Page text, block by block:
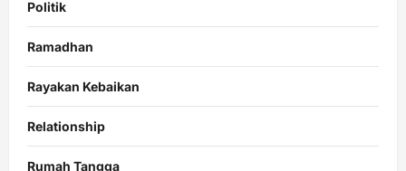
Politik
Ramadhan
Rayakan Kebaikan
Relationship
Rumah Tangga